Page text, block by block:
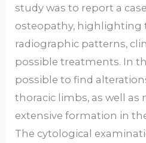
study was to report a
osteopathy, highlighting
radiographic patterns,
possible treatments. In
possible to find
thoracic limbs, as well as
extensive formation in
The cytological